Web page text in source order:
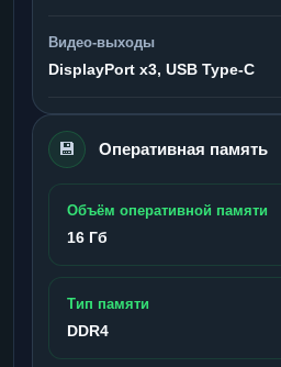
Видео-выходы
DisplayPort x3, USB Type-C
💾 Оперативная память
Объём оперативной памяти
16 Гб
Тип памяти
DDR4